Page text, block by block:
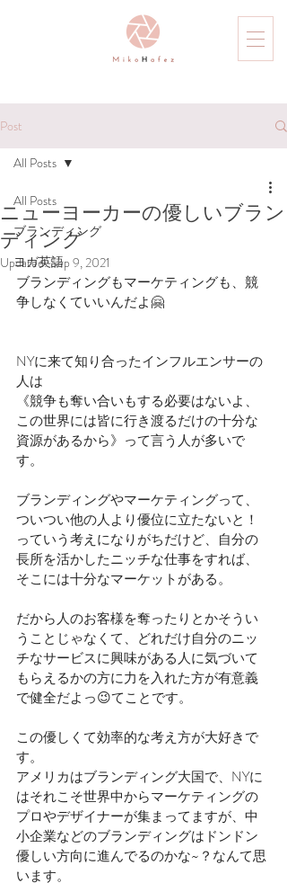
Post
All Posts
ブランディング
ヨガ英語
All Posts
ニューヨーカーの優しいブラン
ディング
Updated:Sep 9, 2021
ブランディングもマーケティングも、競
争しなくていいんだよ🤗⁣
NYに来て知り合ったインフルエンサーの
人は⁣
《競争も奪い合いもする必要はないよ、
この世界には皆に行き渡るだけの十分な
資源があるから》って言う人が多いで
す。⁣
ブランディングやマーケティングって、
ついつい他の人より優位に立たないと！
っていう考えになりがちだけど、自分の
長所を活かしたニッチな仕事をすれば、
そこには十分なマーケットがある。⁣
だから人のお客様を奪ったりとかそうい
うことじゃなくて、どれだけ自分のニッ
チなサービスに興味がある人に気づいて
もらえるかの方に力を入れた方が有意義
で健全だよっ😉てことです。⁣
この優しくて効率的な考え方が大好きで
す。
⁣アメリカはブランディング大国で、NYに
はそれこそ世界中からマーケティングの
プロやデザイナーが集まってますが、中
小企業などのブランディングはドンドン
優しい方向に進んでるのかな~？なんて思
います。⁣